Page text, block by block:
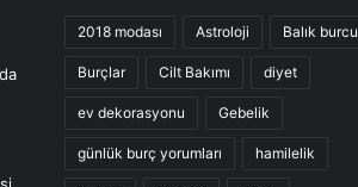
2018 modası Astroloji Balık burcu
Burçlar Cilt Bakımı diyet
ev dekorasyonu Gebelik
günlük burç yorumları hamilelik